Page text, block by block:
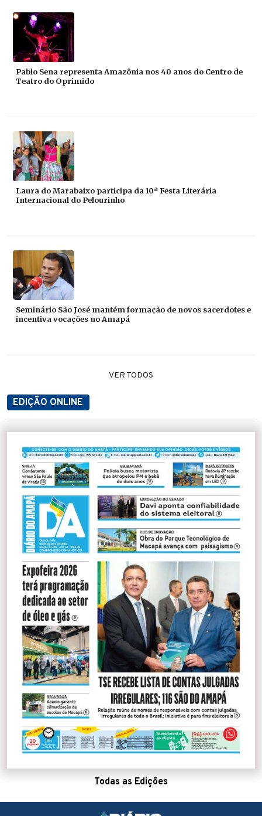
Pablo Sena representa Amazônia nos 40 anos do Centro de
Teatro do Oprimido
Laura do Marabaixo participa da 10ª Festa Literária
Internacional do Pelourinho
Seminário São José mantém formação de novos sacerdotes e
incentiva vocações no Amapá
VER TODOS
EDIÇÃO ONLINE
Todas as Edições